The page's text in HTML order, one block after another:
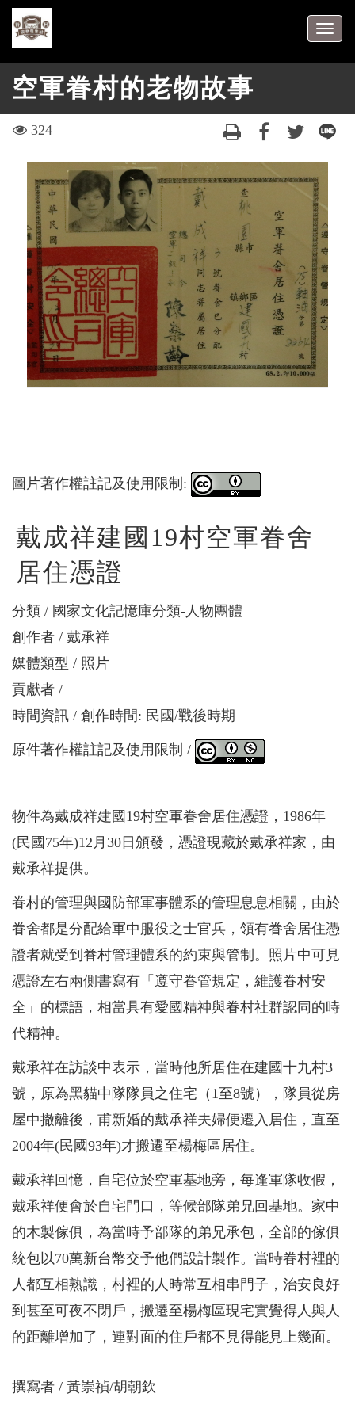
跳
主
要
區
空軍眷村的老物故事
visit
324
圖片著作權註記及使用限制:
戴成祥建國19村空軍眷舍
居住憑證
分類
國家文化記憶庫分類-人物團體
創作者
戴承祥
媒體類型
照片
貢獻者
時間資訊
創作時間: 民國/戰後時期
原件著作權註記及使用限制
物件為戴成祥建國19村空軍眷舍居住憑證，1986年
(民國75年)12月30日頒發，憑證現藏於戴承祥家，由
戴承祥提供。
眷村的管理與國防部軍事體系的管理息息相關，由於
眷舍都是分配給軍中服役之士官兵，領有眷舍居住憑
證者就受到眷村管理體系的約束與管制。照片中可見
憑證左右兩側書寫有「遵守眷管規定，維護眷村安
全」的標語，相當具有愛國精神與眷村社群認同的時
代精神。
戴承祥在訪談中表示，當時他所居住在建國十九村3
號，原為黑貓中隊隊員之住宅（1至8號），隊員從房
屋中撤離後，甫新婚的戴承祥夫婦便遷入居住，直至
2004年(民國93年)才搬遷至楊梅區居住。
戴承祥回憶，自宅位於空軍基地旁，每逢軍隊收假，
戴承祥便會於自宅門口，等候部隊弟兄回基地。家中
的木製傢俱，為當時予部隊的弟兄承包，全部的傢俱
統包以70萬新台幣交予他們設計製作。當時眷村裡的
人都互相熟識，村裡的人時常互相串門子，治安良好
到甚至可夜不閉戶，搬遷至楊梅區現宅實覺得人與人
的距離增加了，連對面的住戶都不見得能見上幾面。
撰寫者 黃崇禎/胡朝欽